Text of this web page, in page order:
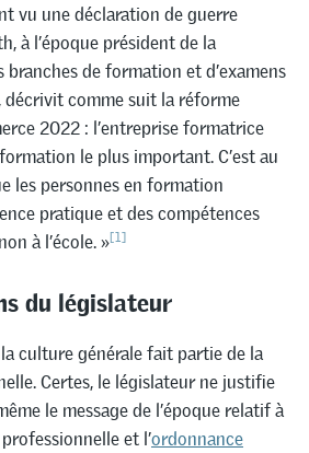
vu une déclaration de guerre
à l’époque président de la
branches de formation et d’examens
décrivit comme suit la réforme
2022 : l’entreprise formatrice
le plus important. C’est au
les personnes en formation
pratique et des compétences
à l’école. »[1]
du législateur
culture générale fait partie de la
Certes, le législateur ne justifie
le message de l’époque relatif à
et l’ordonnance